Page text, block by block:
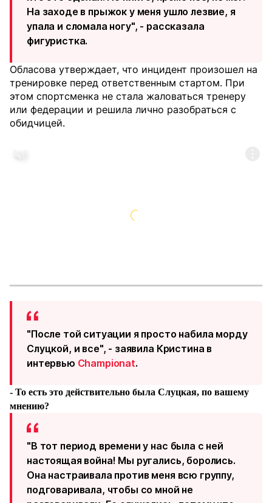
На заходе в прыжок у меня ушло лезвие, я
упала и сломала ногу", - рассказала
фигуристка.
Обласова утверждает, что инцидент произошел на
тренировке перед ответственным стартом. При
этом спортсменка не стала жаловаться тренеру
или федерации и решила лично разобраться с
обидчицей.
"После той ситуации я просто набила морду
Слуцкой, и все", - заявила Кристина в
интервью Championat.
- То есть это действительно была Слуцкая, по вашему
мнению?
"В тот период времени у нас была с ней
настоящая война! Мы ругались, боролись.
Она настраивала против меня всю группу,
подговаривала, чтобы со мной не